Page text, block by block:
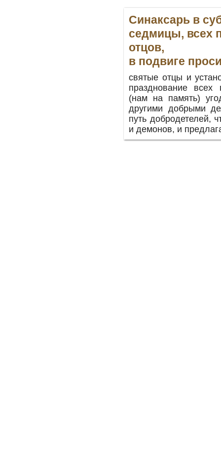
Синаксарь в
седмицы, всех
отцов,
в подвиге
святые отцы и
празднование всех
(нам на память)
другими добрыми
путь добродетелей,
и демонов, и